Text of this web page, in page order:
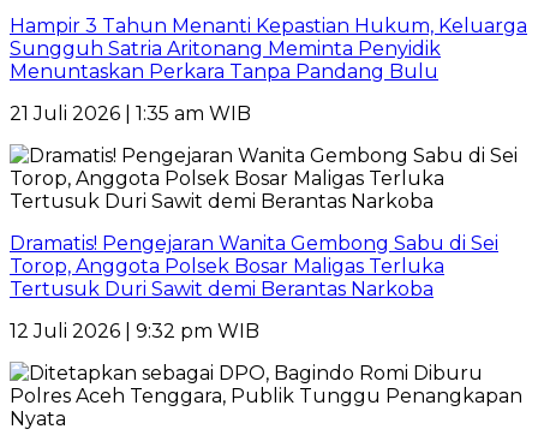
Hampir 3 Tahun Menanti Kepastian Hukum, Keluarga
Sungguh Satria Aritonang Meminta Penyidik
Menuntaskan Perkara Tanpa Pandang Bulu
21 Juli 2026 | 1:35 am WIB
Dramatis! Pengejaran Wanita Gembong Sabu di Sei
Torop, Anggota Polsek Bosar Maligas Terluka
Tertusuk Duri Sawit demi Berantas Narkoba
12 Juli 2026 | 9:32 pm WIB